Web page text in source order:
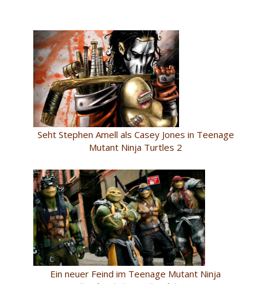
Seht Stephen Amell als Casey Jones in Teenage
Mutant Ninja Turtles 2
Ein neuer Feind im Teenage Mutant Ninja